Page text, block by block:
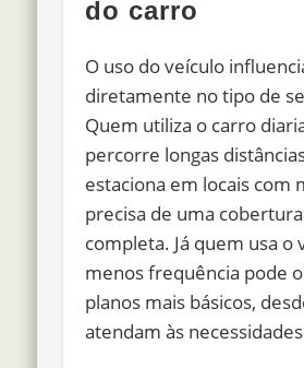
do carro
O uso do veículo
diretamente no tipo de
Quem utiliza o carro
percorre longas
estaciona em locais com
precisa de uma
completa. Já quem usa o
menos frequência pode
planos mais básicos,
atendam às